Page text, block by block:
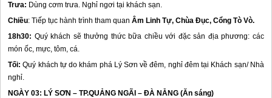
Trưa: Dùng cơm trưa. Nghỉ ngơi tại khách sạn.
Chiều: Tiếp tục hành trình tham quanÂm Linh Tự, Chùa Đục,Cổng Tò Vò.
18h30: Quý khách sẽ thưởng thức bữa chiều với đặc sản địa phương: các
món ốc, mực, tôm, cá.
Tối: Quý khách tự do khám phá Lý Sơn về đêm, nghỉ đêm tại Khách sạn/ Nhà
nghỉ.
NGÀY 03: LÝ SƠN – TP.QUẢNG NGÃI – ĐÀ NẴNG (Ăn sáng)